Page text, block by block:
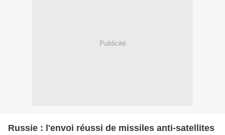
Publicité
Russie : l'envoi réussi de missiles anti-satellites